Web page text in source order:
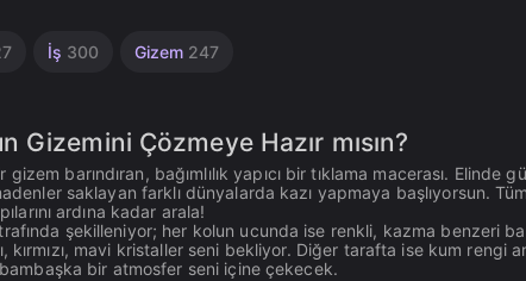
İş 300 Gizem 247
Gizemini Çözmeye Hazır mısın?
barındıran, bağımlılık yapıcı bir tıklama macerası. Elinde
saklayan farklı dünyalarda kazı yapmaya başlıyorsun. Tüm
ardına kadar arala!
şekilleniyor; her kolun ucunda ise renkli, kazma benzeri
kırmızı, mavi kristaller seni bekliyor. Diğer tarafta ise kum rengi
bir atmosfer seni içine çekecek.